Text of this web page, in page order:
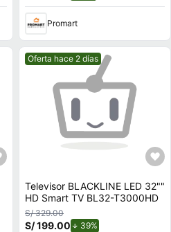
Promart
Mejor precio.
Oferta hace 2 días
Televisor BLACKLINE LED 32""
HD Smart TV BL32-T3000HD
S/ 329.00
S/ 199.00 39%